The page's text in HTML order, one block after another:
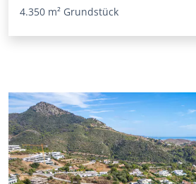
4.350 m² Grundstück